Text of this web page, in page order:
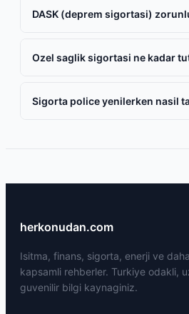
DASK (deprem sigortasi)
Ozel saglik sigortasi ne kadar
Sigorta police yenilerken nasil
herkonudan.com
Isitma, finans, sigorta, enerji ve
kapsamli rehberler. Turkiye odakli,
guvenilir bilgi kaynaginiz.